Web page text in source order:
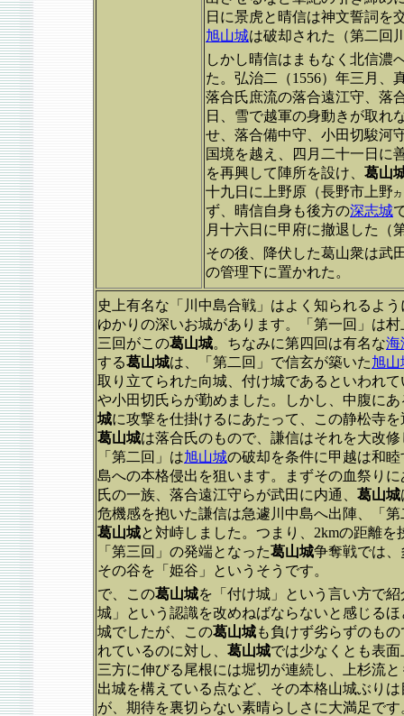
日に景虎と晴信は神文誓詞を
旭山城は破却された（第二回
しかし晴信はまもなく北信濃
た。弘治二（1556）年三月、
落合氏庶流の落合遠江守、落
日、雪で越軍の身動きが取れ
せ、落合備中守、小田切駿河
国境を越え、四月二十一日に
を再興して陣所を設け、 葛山
十九日に上野原（長野市上野カ
ず、晴信自身も後方の深志城
月十六日に甲府に撤退した（
その後、降伏した葛山衆は武
の管理下に置かれた。
史上有名な「川中島合戦」はよく知られるよ
ゆかりの深いお城があります。「第一回」は
三回がこの葛山城。ちなみに第四回は有名な海
する葛山城は、「第二回」で信玄が築いた旭山
取り立てられた向城、付け城であるといわれ
や小田切氏らが勤めました。しかし、中腹に
城に攻撃を仕掛けるにあたって、この静松寺
葛山城は落合氏のもので、謙信はそれを大改
「第二回」は旭山城の破却を条件に甲越は和
島への本格侵出を狙います。まずその血祭り
氏の一族、落合遠江守らが武田に内通、 葛山城
危機感を抱いた謙信は急遽川中島へ出陣、「
葛山城と対峙しました。つまり、2kmの距離
「第三回」の発端となった葛山城争奪戦では
その谷を「姫谷」というそうです。
で、この葛山城を「付け城」という言い方で
城」という認識を改めねばならないと感じる
城でしたが、この葛山城も負けず劣らずのも
れているのに対し、 葛山城では少なくとも表
三方に伸びる尾根には堀切が連続し、上杉流
出城を構えている点など、その本格山城ぶり
が、期待を裏切らない素晴らしさに大満足で